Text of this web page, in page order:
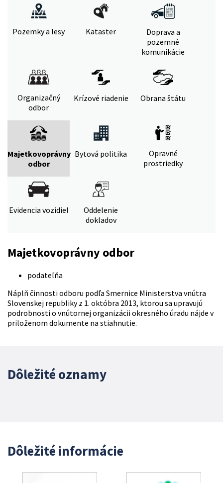
Pozemky a lesy Kataster
Doprava a
pozemné
komunikácie
Organizačný
odbor
Krízové riadenie Obrana štátu
Majetkovoprávny
odbor
Bytová politika
Opravné
prostriedky
Evidencia vozidiel
Oddelenie
dokladov
Majetkovoprávny odbor
podateľňa
Náplň činnosti odboru podľa Smernice Ministerstva vnútra
Slovenskej republiky z 1. októbra 2013, ktorou sa upravujú
podrobnosti o vnútornej organizácii okresného úradu nájde v
priloženom dokumente na stiahnutie.
Dôležité oznamy
Dôležité informácie